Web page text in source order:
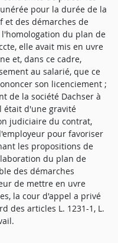
pour la durée de la
et des démarches de
du plan de
elle avait mis en uvre
et, dans ce cadre,
au salarié, que ce
son licenciement ;
de la société Dachser à
était d'une gravité
judiciaire du contrat,
pour favoriser
les propositions de
du plan de
des démarches
de mettre en uvre
la cour d'appel a privé
des articles L. 1231-1, L.